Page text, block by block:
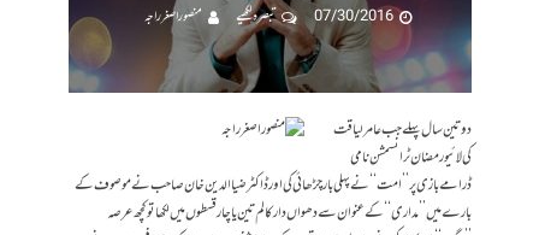
07/30/2016
تبصرہ لکھیے منصور اصغر راجہ
دو تین سال پہلے جب عامر لیاقت
کی لائیو رمضان ٹرانسمشن نامی
ڈرامے بازی پر ’’امت‘‘ نے پہلی بار چڑھائی کی اور ڈاکٹر ضیاالدین خان صاحب نے موصوف کے
بارے میں ’’مداری‘‘ کے عنوان سے دھواں دار کالم تین یا چار قسطوں میں لکھا تو کچھ عرصہ